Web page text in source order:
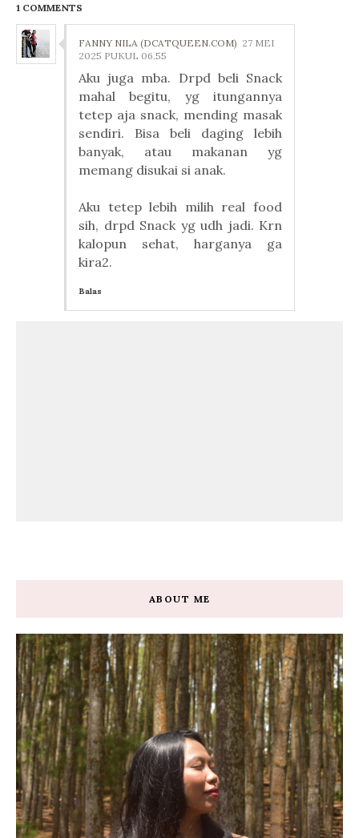
1 COMMENTS
FANNY NILA (DCATQUEEN.COM) 27 MEI
2025 PUKUL 06.55
Aku juga mba. Drpd beli Snack
mahal begitu, yg itungannya
tetep aja snack, mending masak
sendiri. Bisa beli daging lebih
banyak, atau makanan yg
memang disukai si anak.
Aku tetep lebih milih real food
sih, drpd Snack yg udh jadi. Krn
kalopun sehat, harganya ga
kira2.
Balas
ABOUT ME